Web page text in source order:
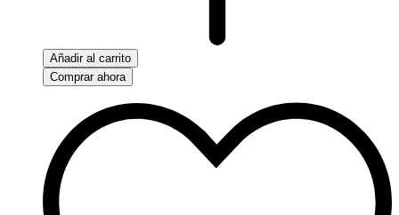
Añadir al carrito
Comprar ahora